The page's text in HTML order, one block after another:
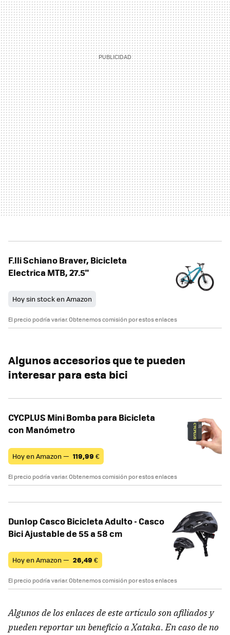
F.lli Schiano Braver, Bicicleta
Electrica MTB, 27.5"
Hoy sin stock en Amazon
El precio podría variar. Obtenemos comisión por estos enlaces
Algunos accesorios que te pueden
interesar para esta bici
CYCPLUS Mini Bomba para Bicicleta
con Manómetro
Hoy en Amazon — 119,99 €
El precio podría variar. Obtenemos comisión por estos enlaces
Dunlop Casco Bicicleta Adulto - Casco
Bici Ajustable de 55 a 58 cm
Hoy en Amazon — 26,49 €
El precio podría variar. Obtenemos comisión por estos enlaces
Algunos de los enlaces de este artículo son afiliados y
pueden reportar un beneficio a Xataka. En caso de no